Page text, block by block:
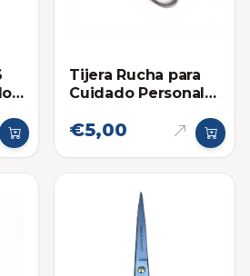
Tijera Rucha para
Cuidado Personal
Angosta
€5,00